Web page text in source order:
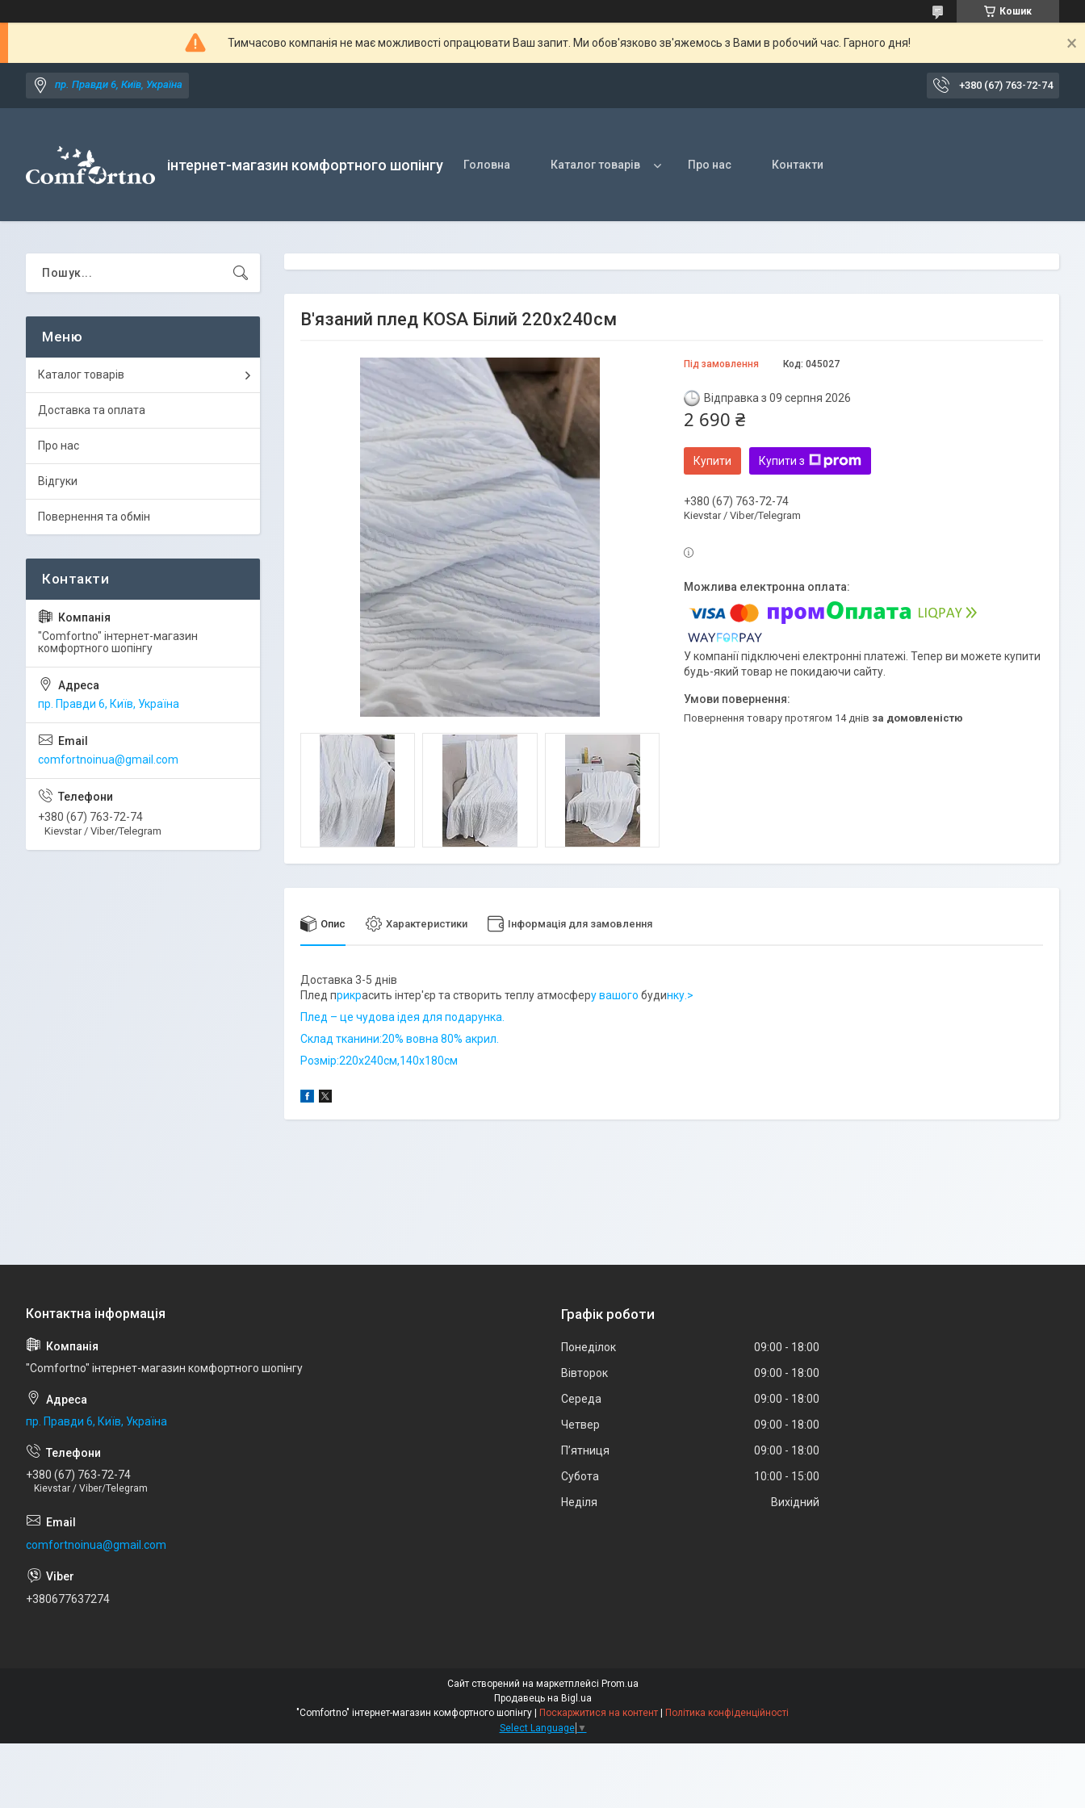
Кошик
Тимчасово компанія не має можливості опрацювати Ваш запит. Ми обов'язково зв'яжемось з Вами в робочий час. Гарного дня!
пр. Правди 6, Київ, Україна +380 (67) 763-72-74
інтернет-магазин комфортного шопінгу Головна Каталог товарів Про нас Контакти
В'язаний плед KOSA Білий 220х240см
Під замовлення Код: 045027
Відправка з 09 серпня 2026
2 690 ₴
Купити Купити з
+380 (67) 763-72-74
Kievstar / Viber/Telegram
У компанії підключені електронні платежі. Тепер ви можете купити
будь-який товар не покидаючи сайту.
повернення товару протягом 14 днів за домовленістю
Опис Характеристики Інформація для замовлення
Доставка 3-5 днів
Плед прикрасить інтер'єр та створить теплу атмосферу вашого будинку.>
Плед – це чудова ідея для подарунка.
Склад тканини:20% вовна 80% акрил.
Розмір:220х240см,140х180см
Каталог товарів
Доставка та оплата
Про нас
Відгуки
Повернення та обмін
"Comfortno" інтернет-магазин
комфортного шопінгу
пр. Правди 6, Київ, Україна
comfortnoinua@gmail.com
+380 (67) 763-72-74
Kievstar / Viber/Telegram
"Comfortno" інтернет-магазин комфортного шопінгу
пр. Правди 6, Київ, Україна
+380 (67) 763-72-74
Kievstar / Viber/Telegram
comfortnoinua@gmail.com
+380677637274
Графік роботи
Понеділок 09:00
18:00
Вівторок
09:00
18:00
Середа
09:00
18:00
Четвер
09:00
18:00
Пʼятниця
09:00
18:00
Субота
10:00
15:00
Неділя
Вихідний
Сайт створений на маркетплейсі Prom.ua
Продавець на Bigl.ua
Поскаржитися на контент
Політика конфіденційності
Select Language ▼